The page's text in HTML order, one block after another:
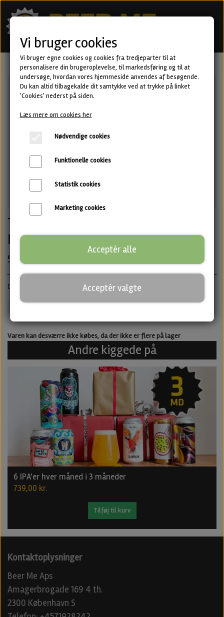
The Hedgehog - Double IPA fra
Nepomucen
50,00 kr.
Double IPA · ABV: 7,1% · Dåse: 50 cl.
Varen kan desværre ikke købes, da der ikke er flere på lager
Andre kiggede på
6 IPA'er hver måned i 3 måneder
739,00 kr.
Tilføj til kurv
Kontaktoplysninger
Beer Me Aps
Amagerbrogade 169 4 th.
2300 København S
Vi bruger cookies
Vi bruger egne cookies og cookies fra tredjeparter til at
personalisere din brugeroplevelse, til markedsføring og til at
undersøge, hvordan vores hjemmeside anvendes af besøgende.
Du kan altid tilbagekalde dit samtykke ved at trykke på linket
'Cookies' nederst på siden.
Læs mere om cookies her
Nødvendige cookies
Funktionelle cookies
Statistik cookies
Marketing cookies
Acceptér alle
Acceptér valgte